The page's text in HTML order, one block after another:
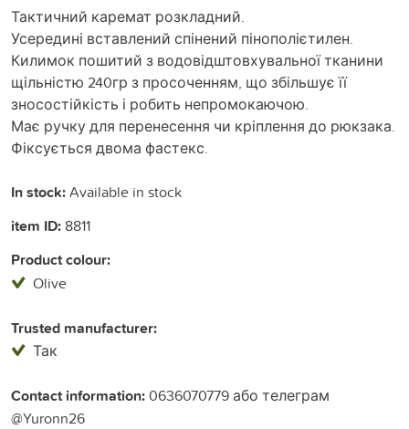
Тактичний каремат розкладний.
Усередині вставлений спінений пінополієтилен.
Килимок пошитий з водовідштовхувальної тканини
щільністю 240гр з просоченням, що збільшує її
зносостійкість і робить непромокаючою.
Має ручку для перенесення чи кріплення до рюкзака.
Фіксується двома фастекс.
In stock:Available in stock
item ID: 8811
Product colour:
Olive
Trusted manufacturer:
Так
Contact information:0636070779 або телеграм
@Yuronn26